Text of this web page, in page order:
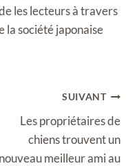
les lecteurs à travers
la société japonaise
SUIVANT
Les propriétaires de
chiens trouvent un
nouveau meilleur ami au